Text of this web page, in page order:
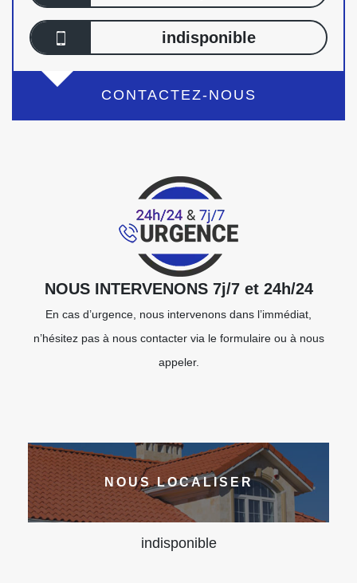
indisponible
CONTACTEZ-NOUS
NOUS INTERVENONS 7j/7 et 24h/24
En cas d’urgence, nous intervenons dans l’immédiat,
n’hésitez pas à nous contacter via le formulaire ou à nous
appeler.
NOUS LOCALISER
indisponible